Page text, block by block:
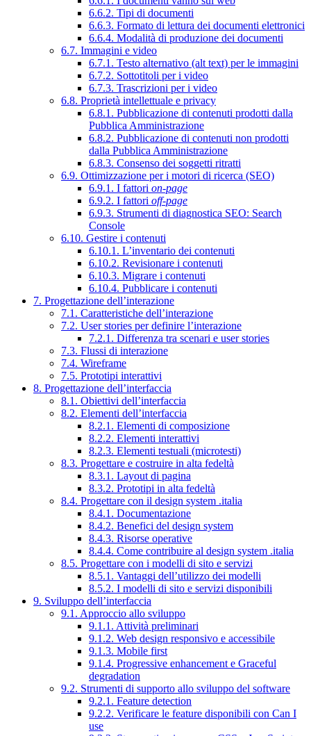
6.6.2. Tipi di documenti
6.6.3. Formato di lettura dei documenti elettronici
6.6.4. Modalità di produzione dei documenti
6.7. Immagini e video
6.7.1. Testo alternativo (alt text) per le immagini
6.7.2. Sottotitoli per i video
6.7.3. Trascrizioni per i video
6.8. Proprietà intellettuale e privacy
6.8.1. Pubblicazione di contenuti prodotti dalla
Pubblica Amministrazione
6.8.2. Pubblicazione di contenuti non prodotti
dalla Pubblica Amministrazione
6.8.3. Consenso dei soggetti ritratti
6.9. Ottimizzazione per i motori di ricerca (SEO)
6.9.1. I fattori on-page
6.9.2. I fattori off-page
6.9.3. Strumenti di diagnostica SEO: Search
Console
6.10. Gestire i contenuti
6.10.1. L’inventario dei contenuti
6.10.2. Revisionare i contenuti
6.10.3. Migrare i contenuti
6.10.4. Pubblicare i contenuti
7. Progettazione dell’interazione
7.1. Caratteristiche dell’interazione
7.2. User stories per definire l’interazione
7.2.1. Differenza tra scenari e user stories
7.3. Flussi di interazione
7.4. Wireframe
7.5. Prototipi interattivi
8. Progettazione dell’interfaccia
8.1. Obiettivi dell’interfaccia
8.2. Elementi dell’interfaccia
8.2.1. Elementi di composizione
8.2.2. Elementi interattivi
8.2.3. Elementi testuali (microtesti)
8.3. Progettare e costruire in alta fedeltà
8.3.1. Layout di pagina
8.3.2. Prototipi in alta fedeltà
8.4. Progettare con il design system .italia
8.4.1. Documentazione
8.4.2. Benefici del design system
8.4.3. Risorse operative
8.4.4. Come contribuire al design system .italia
8.5. Progettare con i modelli di sito e servizi
8.5.1. Vantaggi dell’utilizzo dei modelli
8.5.2. I modelli di sito e servizi disponibili
9. Sviluppo dell’interfaccia
9.1. Approccio allo sviluppo
9.1.1. Attività preliminari
9.1.2. Web design responsivo e accessibile
9.1.3. Mobile first
9.1.4. Progressive enhancement e Graceful
degradation
9.2. Strumenti di supporto allo sviluppo del software
9.2.1. Feature detection
9.2.2. Verificare le feature disponibili con Can I
use